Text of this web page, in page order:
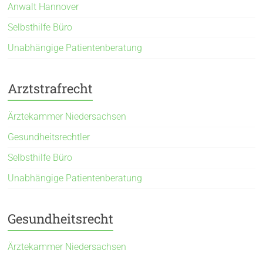
Anwalt Hannover
Selbsthilfe Büro
Unabhängige Patientenberatung
Arztstrafrecht
Ärztekammer Niedersachsen
Gesundheitsrechtler
Selbsthilfe Büro
Unabhängige Patientenberatung
Gesundheitsrecht
Ärztekammer Niedersachsen